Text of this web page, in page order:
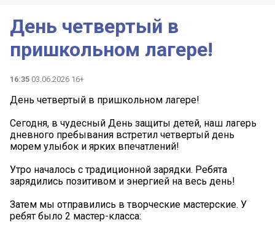
День четвертый в
пришкольном лагере!
16:35 03.06.2026 16+
День четвертый в пришкольном лагере!
Сегодня, в чудесный День защиты детей, наш лагерь
дневного пребывания встретил четвертый день
морем улыбок и ярких впечатлений!
Утро началось с традиционной зарядки. Ребята
зарядились позитивом и энергией на весь день!
Затем мы отправились в творческие мастерские. У
ребят было 2 мастер-класса: